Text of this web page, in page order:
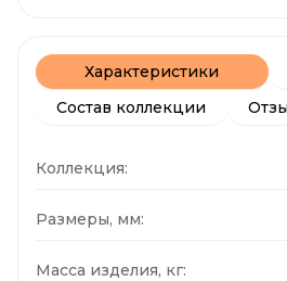
Характеристики
Состав коллекции
Коллекция:
Размеры, мм:
Масса изделия, кг: